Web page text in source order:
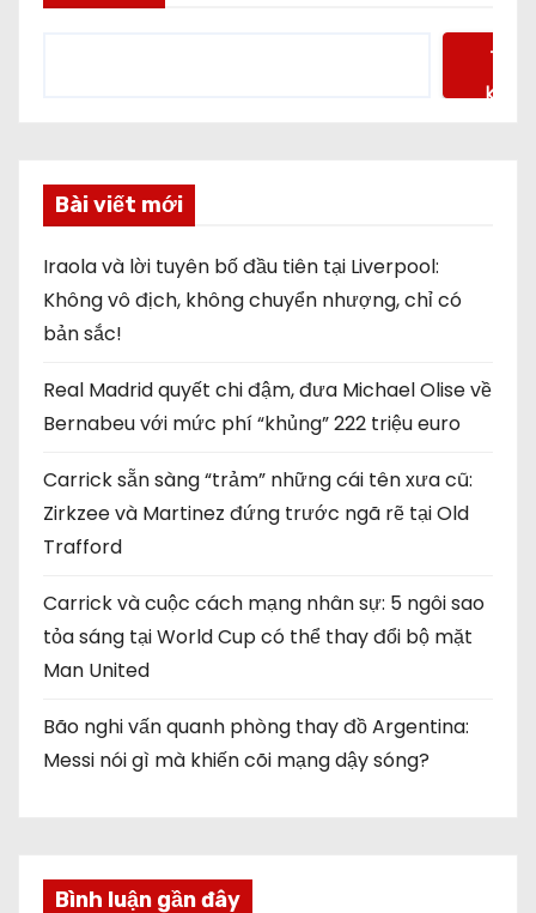
Tìm
kiếm
Bài viết mới
Iraola và lời tuyên bố đầu tiên tại Liverpool:
Không vô địch, không chuyển nhượng, chỉ có
bản sắc!
Real Madrid quyết chi đậm, đưa Michael Olise về
Bernabeu với mức phí “khủng” 222 triệu euro
Carrick sẵn sàng “trảm” những cái tên xưa cũ:
Zirkzee và Martinez đứng trước ngã rẽ tại Old
Trafford
Carrick và cuộc cách mạng nhân sự: 5 ngôi sao
tỏa sáng tại World Cup có thể thay đổi bộ mặt
Man United
Bão nghi vấn quanh phòng thay đồ Argentina:
Messi nói gì mà khiến cõi mạng dậy sóng?
Bình luận gần đây